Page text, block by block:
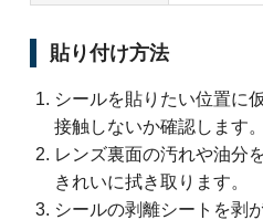
貼り付け方法
シールを貼りたい位置に
接触しないか確認します。
レンズ裏面の汚れや油分
きれいに拭き取ります。
シールの剥離シートを剥